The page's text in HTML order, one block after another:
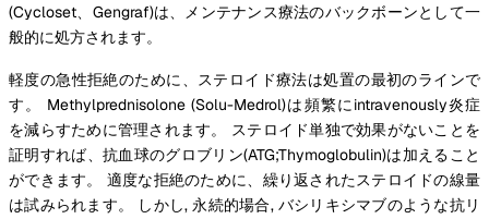
(Cycloset、Gengraf)は、メンテナンス療法のバックボーンとして一
般的に処方されます。
軽度の急性拒絶のために、ステロイド療法は処置の最初のラインで
す。 Methylprednisolone (Solu-Medrol)は頻繁にintravenously炎症
を減らすために管理されます。 ステロイド単独で効果がないことを
証明すれば、抗血球のグロブリン(ATG;Thymoglobulin)は加えること
ができます。 適度な拒絶のために、繰り返されたステロイドの線量
は試みられます。 しかし, 永続的場合, バシリキシマブのような抗リ